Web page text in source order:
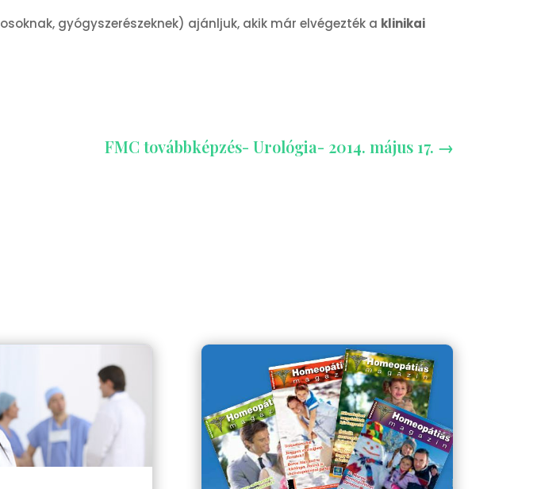
gyógyszerészeknek) ajánljuk, akik már elvégezték a klinikai
FMC továbbképzés- Urológia- 2014. május 17. →